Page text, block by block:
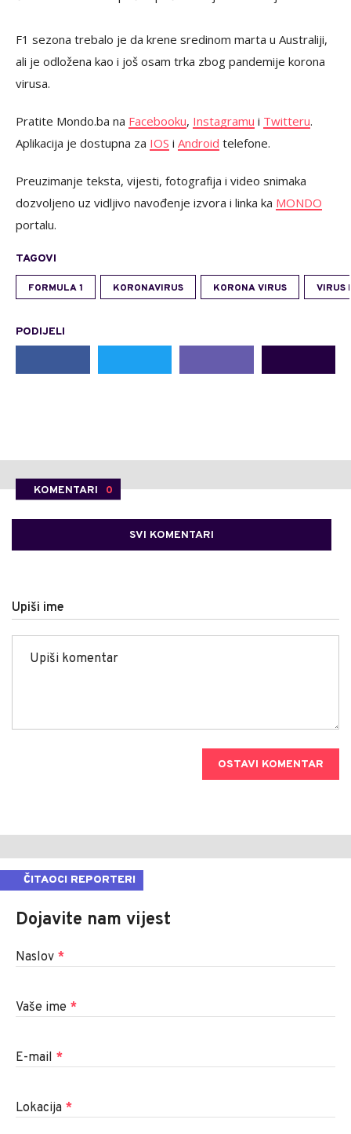
F1 sezona trebalo je da krene sredinom marta u Australiji,
ali je odložena kao i još osam trka zbog pandemije korona
virusa.
Pratite Mondo.ba na Facebooku, Instagramu i Twitteru.
Aplikacija je dostupna za IOS i Android telefone.
Preuzimanje teksta, vijesti, fotografija i video snimaka
dozvoljeno uz vidljivo navođenje izvora i linka ka MONDO
portalu.
TAGOVI
FORMULA 1 KORONAVIRUS KORONA VIRUS VIRUS
PODIJELI
KOMENTARI 0
SVI KOMENTARI
Upiši ime
OSTAVI KOMENTAR
ČITAOCI REPORTERI
Dojavite nam vijest
Naslov *
Vaše ime *
E-mail *
Lokacija *